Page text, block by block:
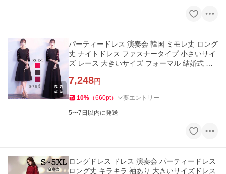
パーティードレス 演奏会 韓国 ミモレ丈 ロング
丈 ナイトドレス ファスナータイプ 小さいサイ
ズ レース 大きいサイズ フォーマル 結婚式 母
7,248円
10% （660pt） 要エントリー
5〜7日以内に発送
ロングドレス ドレス 演奏会 パーティードレス
ロング丈 キラキラ 袖あり 大きいサイズドレス